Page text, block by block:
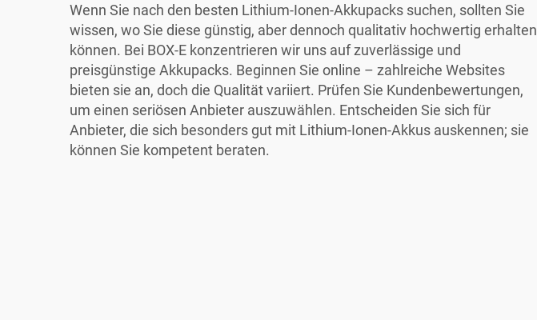
Wenn Sie nach den besten Lithium-Ionen-Akkupacks suchen, sollten Sie
wissen, wo Sie diese günstig, aber dennoch qualitativ hochwertig erhalten
können. Bei BOX-E konzentrieren wir uns auf zuverlässige und
preisgünstige Akkupacks. Beginnen Sie online – zahlreiche Websites
bieten sie an, doch die Qualität variiert. Prüfen Sie Kundenbewertungen,
um einen seriösen Anbieter auszuwählen. Entscheiden Sie sich für
Anbieter, die sich besonders gut mit Lithium-Ionen-Akkus auskennen; sie
können Sie kompetent beraten.